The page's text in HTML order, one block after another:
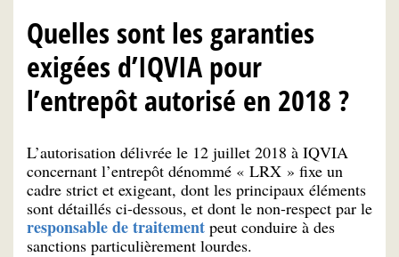
Quelles sont les garanties
exigées d’IQVIA pour
l’entrepôt autorisé en 2018 ?
L’autorisation délivrée le 12 juillet 2018 à IQVIA
concernant l’entrepôt dénommé « LRX » fixe un
cadre strict et exigeant, dont les principaux éléments
sont détaillés ci-dessous, et dont le non-respect par le
responsable de traitement peut conduire à des
sanctions particulièrement lourdes.